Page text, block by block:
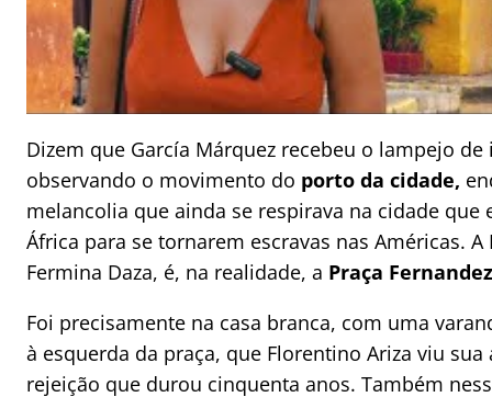
Dizem que García Márquez recebeu o lampejo
observando o movimento do porto da cidade,
melancolia que ainda se respirava na cidade
África para se tornarem escravas nas Américas.
Fermina Daza, é, na realidade, a Praça
Foi precisamente na casa branca, com uma
à esquerda da praça, que Florentino Ariza viu
rejeição que durou cinquenta anos. Também